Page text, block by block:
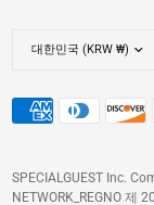
SPECIALGUEST Inc.
NETWORK_REGNO 제